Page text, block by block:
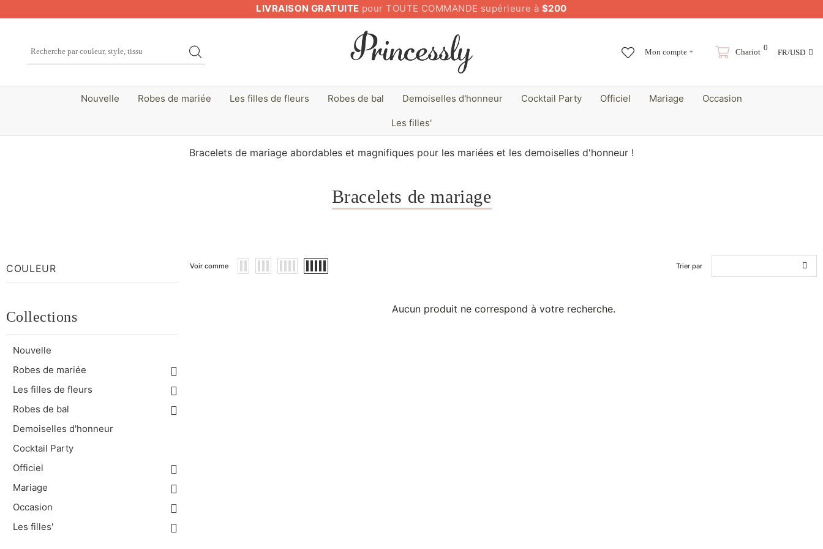
LIVRAISON GRATUITE pour TOUTE COMMANDE supérieure à $200
Mon compte + Chariot 0 FR/USD
Nouvelle Robes de mariée Les filles de fleurs Robes de bal Demoiselles d'honneur Cocktail Party Officiel Mariage Occasion
Les filles'
Bracelets de mariage abordables et magnifiques pour les mariées et les demoiselles d'honneur !
Bracelets de mariage
COULEUR
Collections
Nouvelle
Robes de mariée
Les filles de fleurs
Robes de bal
Demoiselles d'honneur
Cocktail Party
Officiel
Mariage
Occasion
Les filles'
Voir comme Trier par
Aucun produit ne correspond à votre recherche.